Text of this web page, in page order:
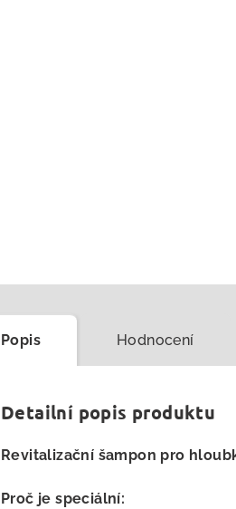
Popis Hodnocení
Detailní popis produktu
Revitalizační šampon pro
Proč je speciální: